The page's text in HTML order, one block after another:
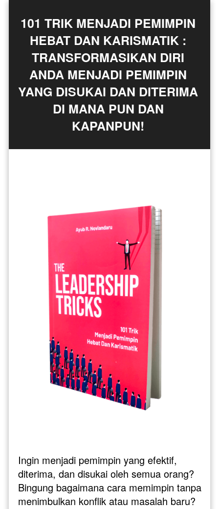
101 TRIK MENJADI PEMIMPIN
HEBAT DAN KARISMATIK :
TRANSFORMASIKAN DIRI
ANDA MENJADI PEMIMPIN
YANG DISUKAI DAN DITERIMA
DI MANA PUN DAN
KAPANPUN!
Ingin menjadi pemimpin yang efektif,
diterima, dan disukai oleh semua orang?
Bingung bagaimana cara memimpin tanpa
menimbulkan konflik atau masalah baru?